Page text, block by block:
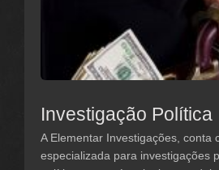
Investigação Política
A Elementar Investigações, conta
especializada para investigações